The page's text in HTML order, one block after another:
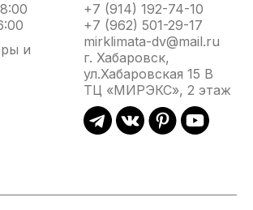
температурного и фото-
работу пушки в случае
пламени, подачи
срабатывании регулировочного
аварийной ситуации.
некоторое время работать
пушки, охлаждая камеру
+7 (914) 192-74-10
+7 (962) 501-29-17
mirklimata-dv@mail.ru
г. Хабаровск,
ул.Хабаровская 15 В
ТЦ «МИРЭКС», 2 этаж